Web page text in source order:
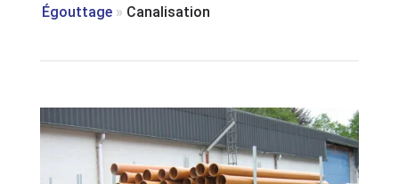
Égouttage » Canalisation